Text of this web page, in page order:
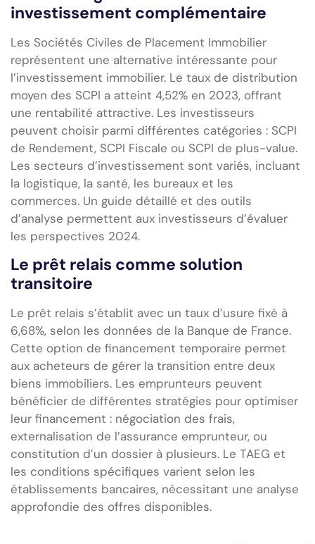
investissement complémentaire
Les Sociétés Civiles de Placement Immobilier
représentent une alternative intéressante pour
l’investissement immobilier. Le taux de distribution
moyen des SCPI a atteint 4,52% en 2023, offrant
une rentabilité attractive. Les investisseurs
peuvent choisir parmi différentes catégories : SCPI
de Rendement, SCPI Fiscale ou SCPI de plus-value.
Les secteurs d’investissement sont variés, incluant
la logistique, la santé, les bureaux et les
commerces. Un guide détaillé et des outils
d’analyse permettent aux investisseurs d’évaluer
les perspectives 2024.
Le prêt relais comme solution
transitoire
Le prêt relais s’établit avec un taux d’usure fixé à
6,68%, selon les données de la Banque de France.
Cette option de financement temporaire permet
aux acheteurs de gérer la transition entre deux
biens immobiliers. Les emprunteurs peuvent
bénéficier de différentes stratégies pour optimiser
leur financement : négociation des frais,
externalisation de l’assurance emprunteur, ou
constitution d’un dossier à plusieurs. Le TAEG et
les conditions spécifiques varient selon les
établissements bancaires, nécessitant une analyse
approfondie des offres disponibles.